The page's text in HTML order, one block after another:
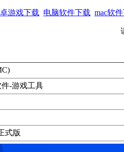
游戏下载 电脑软件下载 mac软
-游戏工具
式版